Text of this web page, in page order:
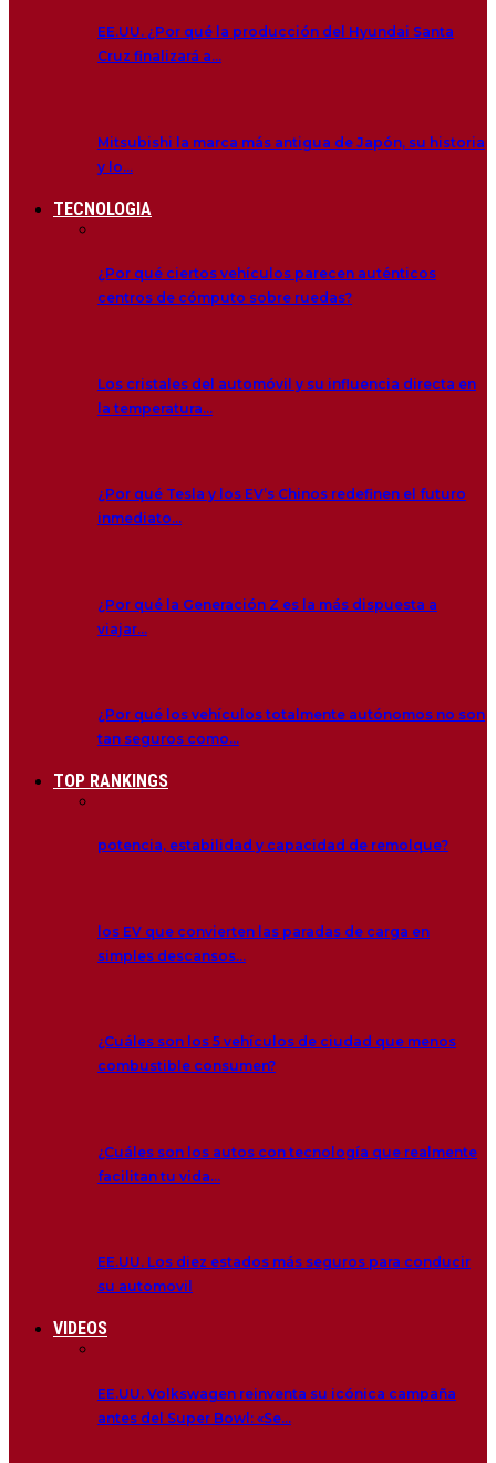
EE.UU. ¿Por qué la producción del Hyundai Santa
Cruz finalizará a…
Mitsubishi la marca más antigua de Japón, su historia
y lo…
TECNOLOGIA
¿Por qué ciertos vehículos parecen auténticos
centros de cómputo sobre ruedas?
Los cristales del automóvil y su influencia directa en
la temperatura…
¿Por qué Tesla y los EV’s Chinos redefinen el futuro
inmediato…
¿Por qué la Generación Z es la más dispuesta a
viajar…
¿Por qué los vehículos totalmente autónomos no son
tan seguros como…
TOP RANKINGS
potencia, estabilidad y capacidad de remolque?
los EV que convierten las paradas de carga en
simples descansos…
¿Cuáles son los 5 vehículos de ciudad que menos
combustible consumen?
¿Cuáles son los autos con tecnología que realmente
facilitan tu vida…
EE.UU. Los diez estados más seguros para conducir
su automovil
VIDEOS
EE.UU. Volkswagen reinventa su icónica campaña
antes del Super Bowl: «Se…